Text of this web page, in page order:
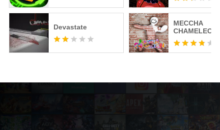
Devastate
MECCHA
CHAMELEON